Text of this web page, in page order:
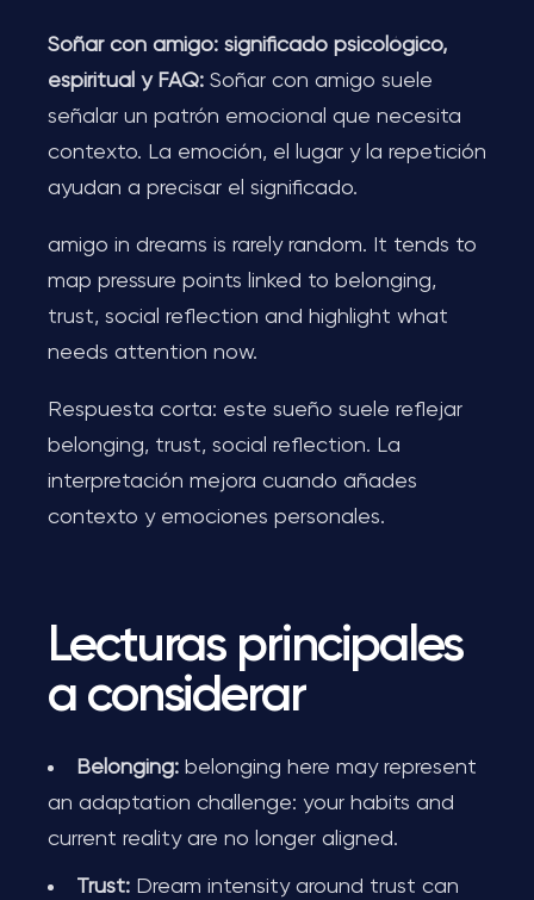
Soñar con amigo: significado psicológico,
espiritual y FAQ: Soñar con amigo suele
señalar un patrón emocional que necesita
contexto. La emoción, el lugar y la repetición
ayudan a precisar el significado.
amigo in dreams is rarely random. It tends to
map pressure points linked to belonging,
trust, social reflection and highlight what
needs attention now.
Respuesta corta: este sueño suele reflejar
belonging, trust, social reflection. La
interpretación mejora cuando añades
contexto y emociones personales.
Lecturas principales
a considerar
Belonging: belonging here may represent
an adaptation challenge: your habits and
current reality are no longer aligned.
Trust: Dream intensity around trust can